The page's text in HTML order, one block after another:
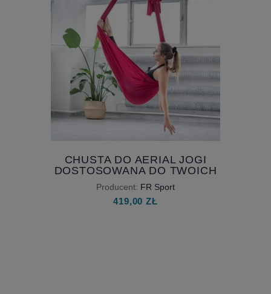
CHUSTA DO AERIAL JOGI
DOSTOSOWANA DO TWOICH
POTRZEB - WYBIERZ HAMAK DO
JOGI IDEALNY DLA CIEBIE
Producent: FR Sport
419,00 ZŁ